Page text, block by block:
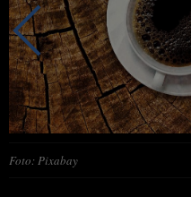
Foto: Pixabay